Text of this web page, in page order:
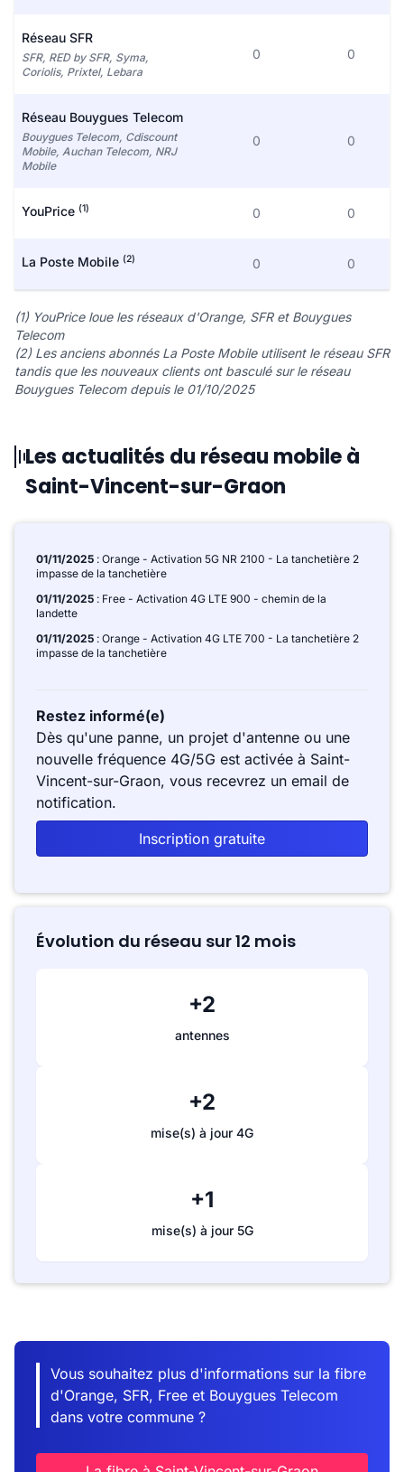
Réseau SFR
SFR, RED by SFR, Syma,
Coriolis, Prixtel, Lebara
0 0
Réseau Bouygues Telecom
Bouygues Telecom, Cdiscount
Mobile, Auchan Telecom, NRJ
Mobile
0 0
YouPrice (1) 0 0
La Poste Mobile (2) 0 0
(1) YouPrice loue les réseaux d'Orange, SFR et Bouygues
Telecom
(2) Les anciens abonnés La Poste Mobile utilisent le réseau SFR
tandis que les nouveaux clients ont basculé sur le réseau
Bouygues Telecom depuis le 01/10/2025
Les actualités du réseau mobile à
Saint-Vincent-sur-Graon
01/11/2025 : Orange - Activation 5G NR 2100 - La tanchetière 2
impasse de la tanchetière
01/11/2025 : Free - Activation 4G LTE 900 - chemin de la
landette
01/11/2025 : Orange - Activation 4G LTE 700 - La tanchetière 2
impasse de la tanchetière
Restez informé(e)
Dès qu'une panne, un projet d'antenne ou une
nouvelle fréquence 4G/5G est activée à Saint-
Vincent-sur-Graon, vous recevrez un email de
notification.
Inscription gratuite
Évolution du réseau sur 12 mois
+2
antennes
+2
mise(s) à jour 4G
+1
mise(s) à jour 5G
Vous souhaitez plus d'informations sur la fibre
d'Orange, SFR, Free et Bouygues Telecom
dans votre commune ?